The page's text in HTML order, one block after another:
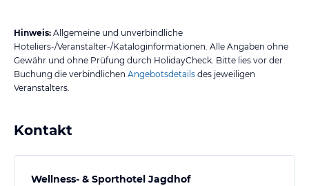
Hinweis: Allgemeine und unverbindliche
Hoteliers-/Veranstalter-/Kataloginformationen. Alle Angaben ohne
Gewähr und ohne Prüfung durch HolidayCheck. Bitte lies vor der
Buchung die verbindlichen Angebotsdetails des jeweiligen
Veranstalters.
Kontakt
Wellness- & Sporthotel Jagdhof